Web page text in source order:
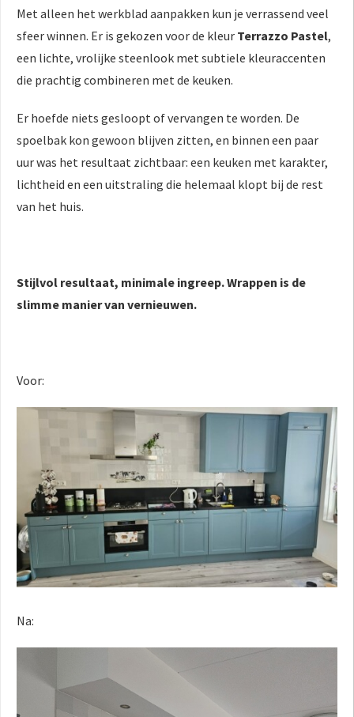
Met alleen het werkblad aanpakken kun je verrassend veel
sfeer winnen. Er is gekozen voor de kleur Terrazzo Pastel,
een lichte, vrolijke steenlook met subtiele kleuraccenten
die prachtig combineren met de keuken.
Er hoefde niets gesloopt of vervangen te worden. De
spoelbak kon gewoon blijven zitten, en binnen een paar
uur was het resultaat zichtbaar: een keuken met karakter,
lichtheid en een uitstraling die helemaal klopt bij de rest
van het huis.
Stijlvol resultaat, minimale ingreep. Wrappen is de
slimme manier van vernieuwen.
Voor:
Na: